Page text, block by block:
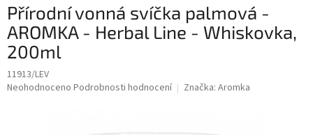
Přírodní vonná svíčka palmová -
AROMKA - Herbal Line - Whiskovka,
200ml
11913/LEV
Průměrné
Neohodnoceno Podrobnosti hodnocení Značka: Aromka